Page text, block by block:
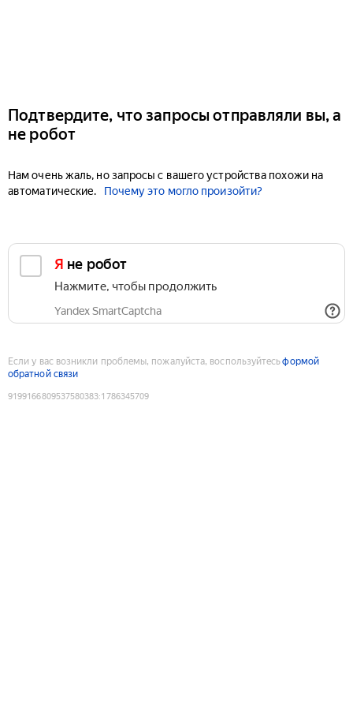
Подтвердите, что запросы отправляли вы, а
не робот
Нам очень жаль, но запросы с вашего устройства похожи на
автоматические.
Почему это могло произойти?
Я не робот
Нажмите, чтобы продолжить
Yandex SmartCaptcha
Если у вас возникли проблемы, пожалуйста, воспользуйтесьформой
обратной связи
9199166809537580383:1786345709